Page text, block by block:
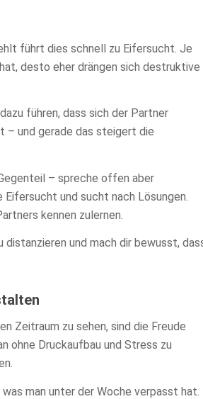
führt dies schnell zu Eifersucht. Je
desto eher drängen sich destruktive
führen, dass sich der Partner
– und gerade das steigert die
– spreche offen aber
und sucht nach Lösungen.
kennen zulernen.
distanzieren und mach dir bewusst,
Zeitraum zu sehen, sind die Freude
ohne Druckaufbau und Stress zu
man unter der Woche verpasst hat.